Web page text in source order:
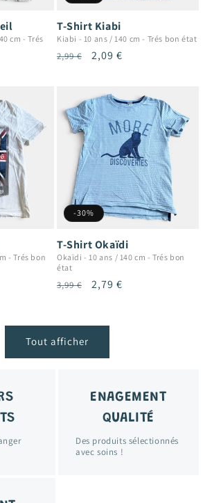
cm -Trés
T-Shirt Kiabi
Kiabi - 10 ans / 140 cm - Trés bon état
Prix
2,99 €
Prix
2,09 €
-Trés bon
-30%
T-Shirt Okaïdi
Okaïdi - 10 ans / 140 cm -Trés bon
état
Prix
3,99 €
Prix
2,79 €
Tout afficher
ENAGEMENT
QUALITÉ
Des produits sélectionnés
avec soins !